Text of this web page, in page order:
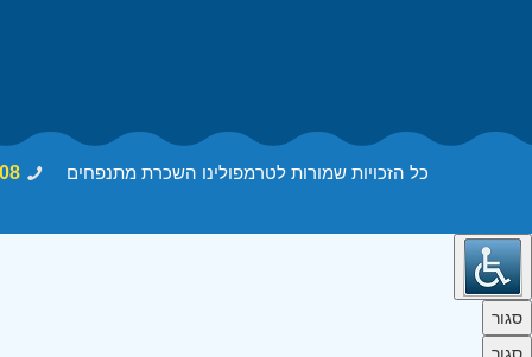
כל הזכויות שמורות לטרמפולינו השכרת מתנפחים
סגור